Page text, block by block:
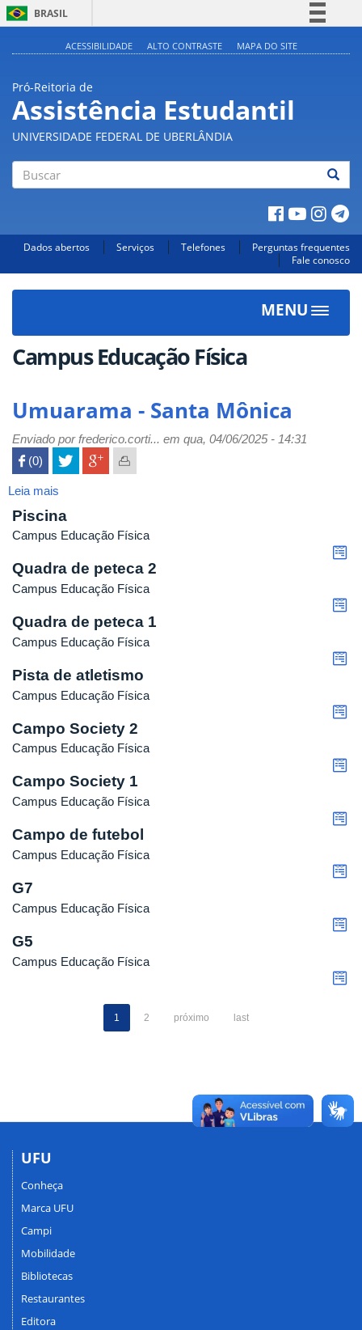
BRASIL
Acesso à informação
Legislação
Canais
ACESSIBILIDADE ALTO CONTRASTE MAPA DO SITE
Pró-Reitoria de
Assistência Estudantil
UNIVERSIDADE FEDERAL DE UBERLÂNDIA
Dados abertos Serviços Telefones
Perguntas frequentes
Fale conosco
MENU
Toggle
Campus Educação Física
Umuarama - Santa Mônica
Enviado porfrederico.corti... em qua, 04/06/2025 - 14:31
 (0)
Leia mais
-
Santa
Piscina
Campus Educação Física
Quadra de peteca 2
Campus Educação Física
Quadra de peteca 1
Campus Educação Física
Pista de atletismo
Campus Educação Física
Campo Society 2
Campus Educação Física
Campo Society 1
Campus Educação Física
Campo de futebol
Campus Educação Física
G7
Campus Educação Física
G5
Campus Educação Física
1 2 próximo last
UFU
Conheça
Marca UFU
Campi
Mobilidade
Bibliotecas
Restaurantes
Editora